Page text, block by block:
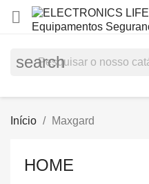

search
Início Maxgard
HOME